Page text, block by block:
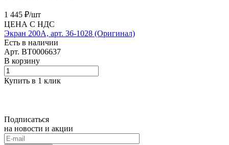
1 445 ₽/шт
ЦЕНА С НДС
Экран 200А, арт. 36-1028 (Оригинал)
Есть в наличии
Арт. BT0006637
В корзину
Купить в 1 клик
Подписаться
на новости и акции